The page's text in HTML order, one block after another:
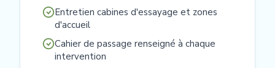
Entretien cabines d'essayage et zones
d'accueil
Cahier de passage renseigné à chaque
intervention